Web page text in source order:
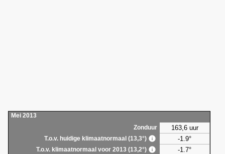
Mei 2013
Zonduur
163,6 uur
T.o.v. huidige klimaatnormaal (13,3°) -1.9°
T.o.v. klimaatnormaal voor 2013 (13,2°) -1.7°